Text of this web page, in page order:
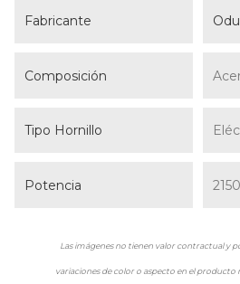
Fabricante
Composición
Tipo Hornillo
Potencia
Las imágenes no tienen valor contractual y
variaciones de color o aspecto en el producto